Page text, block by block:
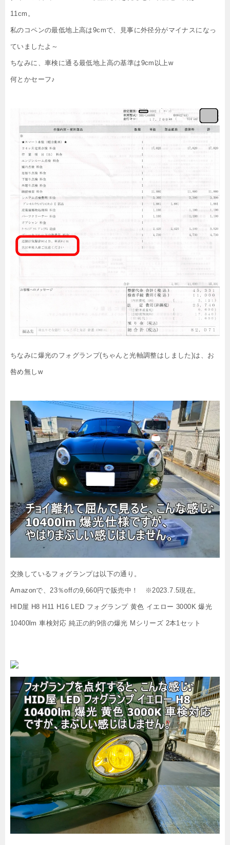
11cm。
私のコペンの最低地上高は9cmで、見事に外径分がマイナスになっ
ていましたよ～
ちなみに、車検に通る最低地上高の基準は9cm以上w
何とかセーフ♪
ちなみに爆光のフォグランプ(ちゃんと光軸調整はしました)は、お
咎め無しw
交換しているフォグランプは以下の通り。
Amazonで、23％offの9,660円で販売中！ ※2023.7.5現在。
HID屋 H8 H11 H16 LED フォグランプ 黄色 イエロー 3000K 爆光
10400lm 車検対応 純正の約9倍の爆光 Mシリーズ 2本1セット